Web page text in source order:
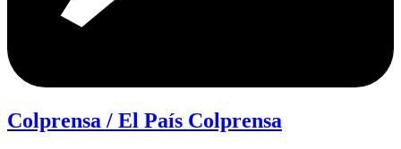
Colprensa / El País Colprensa